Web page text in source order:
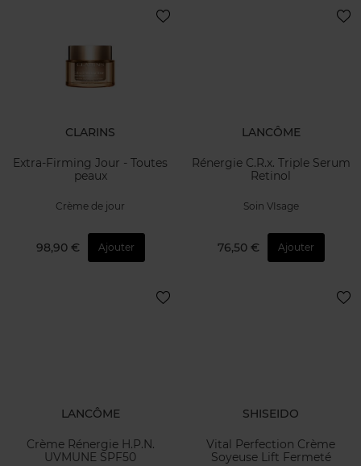
CLARINS
Extra-Firming Jour - Toutes
peaux
Crème de jour
98,90 € Ajouter
LANCÔME
Rénergie C.R.x. Triple Serum
Retinol
Soin VIsage
76,50 € Ajouter
LANCÔME
Crème Rénergie H.P.N.
UVMUNE SPF50
SHISEIDO
Vital Perfection Crème
Soyeuse Lift Fermeté